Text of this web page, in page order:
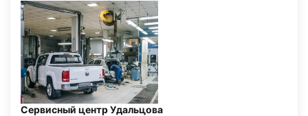
Сервисный центр Удальцова